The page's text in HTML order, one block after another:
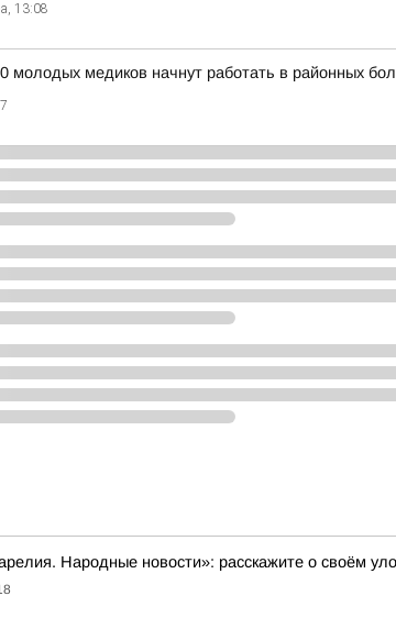
13:08
молодых медиков начнут работать в районных
Народные новости»: расскажите о своём